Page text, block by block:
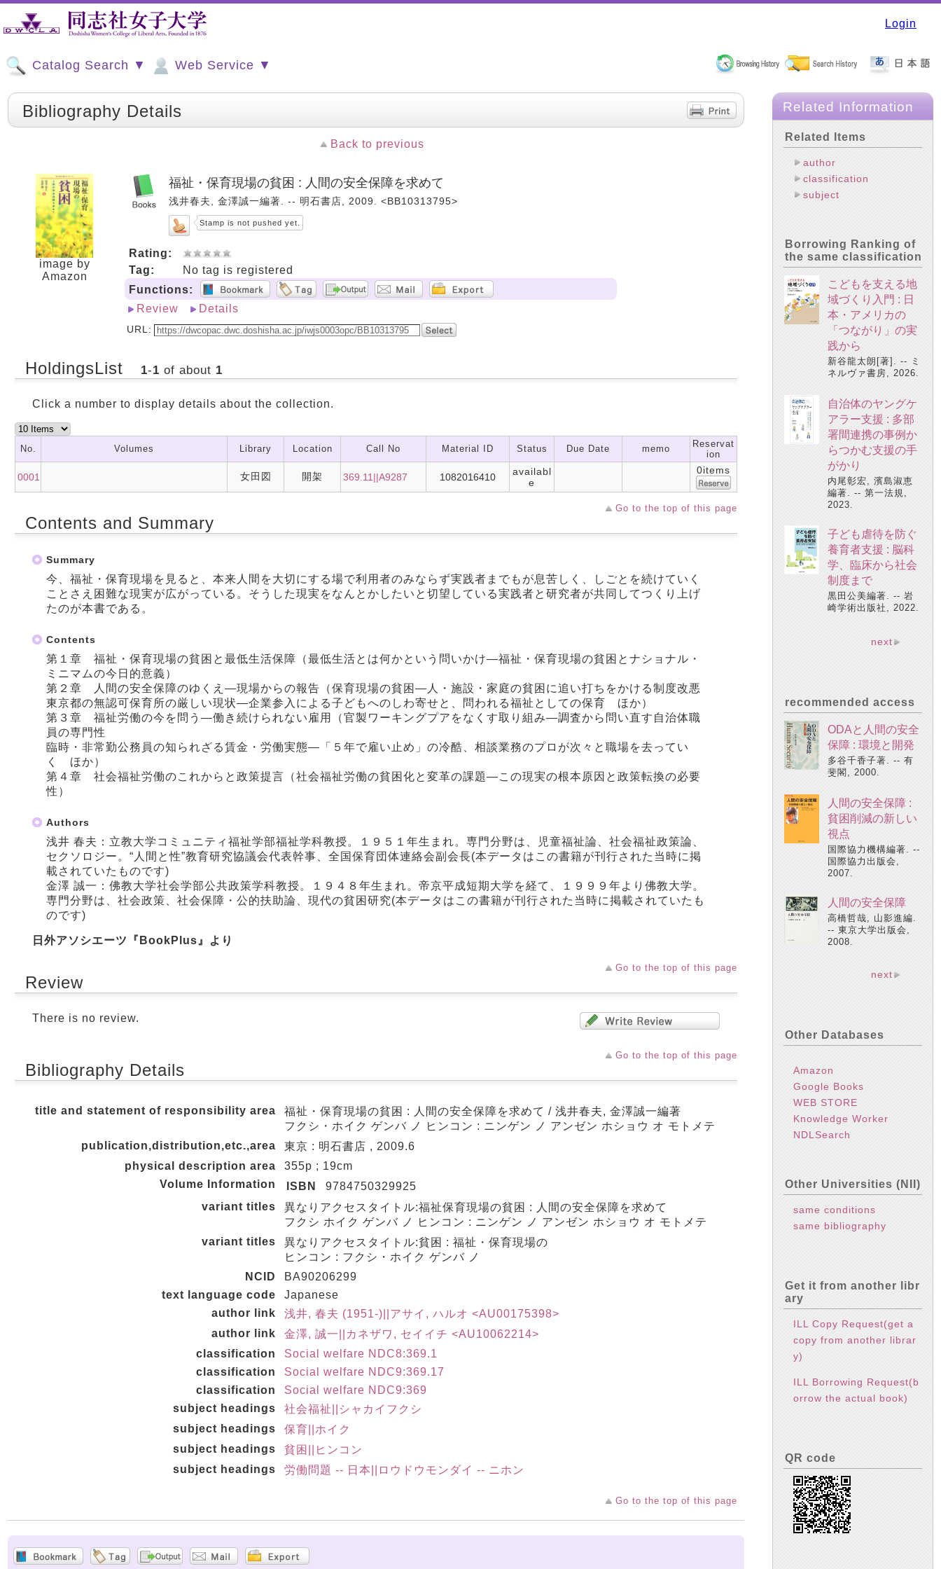
Login
Catalog Search ▼ Web Service ▼
Bibliography Details
Back to previous
image by
Amazon
福祉・保育現場の貧困 : 人間の安全保障を求めて
浅井春夫, 金澤誠一編著. -- 明石書店, 2009. <BB10313795>
Stamp is not pushed yet.
Rating:
Tag:
No tag is registered
Functions:
Review
Details
URL:
HoldingsList 1-1 of about 1
Click a number to display details about the collection.
No. Volumes Library Location Call No Material ID Status Due Date memo
Reservat
ion
0001 女田図 開架 369.11||A9287 1082016410
availabl
e
0items
Go to the top of this page
Contents and Summary
Summary
今、福祉・保育現場を見ると、本来人間を大切にする場で利用者のみならず実践者までもが息苦しく、しごとを続けていく
ことさえ困難な現実が広がっている。そうした現実をなんとかしたいと切望している実践者と研究者が共同してつくり上げ
たのが本書である。
Contents
第１章 福祉・保育現場の貧困と最低生活保障（最低生活とは何かという問いかけ―福祉・保育現場の貧困とナショナル・
ミニマムの今日的意義）
第２章 人間の安全保障のゆくえ―現場からの報告（保育現場の貧困―人・施設・家庭の貧困に追い打ちをかける制度改悪
東京都の無認可保育所の厳しい現状―企業参入による子どもへのしわ寄せと、問われる福祉としての保育 ほか）
第３章 福祉労働の今を問う―働き続けられない雇用（官製ワーキングプアをなくす取り組み―調査から問い直す自治体職
員の専門性
臨時・非常勤公務員の知られざる賃金・労働実態―「５年で雇い止め」の冷酷、相談業務のプロが次々と職場を去ってい
く ほか）
第４章 社会福祉労働のこれからと政策提言（社会福祉労働の貧困化と変革の課題―この現実の根本原因と政策転換の必要
性）
Authors
浅井 春夫：立教大学コミュニティ福祉学部福祉学科教授。１９５１年生まれ。専門分野は、児童福祉論、社会福祉政策論、
セクソロジー。“人間と性”教育研究協議会代表幹事、全国保育団体連絡会副会長(本データはこの書籍が刊行された当時に掲
載されていたものです)
金澤 誠一：佛教大学社会学部公共政策学科教授。１９４８年生まれ。帝京平成短期大学を経て、１９９９年より佛教大学。
専門分野は、社会政策、社会保障・公的扶助論、現代の貧困研究(本データはこの書籍が刊行された当時に掲載されていたも
のです)
日外アソシエーツ『BookPlus』より
Go to the top of this page
Review
There is no review.
Go to the top of this page
Bibliography Details
title and statement of responsibility area
福祉・保育現場の貧困 : 人間の安全保障を求めて / 浅井春夫, 金澤誠一編著
フクシ・ホイク ゲンバ ノ ヒンコン : ニンゲン ノ アンゼン ホショウ オ モトメテ
publication,distribution,etc.,area
東京 : 明石書店 , 2009.6
physical description area
355p ; 19cm
Volume Information
ISBN
9784750329925
variant titles
異なりアクセスタイトル:福祉保育現場の貧困 : 人間の安全保障を求めて
フクシ ホイク ゲンバ ノ ヒンコン : ニンゲン ノ アンゼン ホショウ オ モトメテ
variant titles
異なりアクセスタイトル:貧困 : 福祉・保育現場の
ヒンコン : フクシ・ホイク ゲンバ ノ
NCID
BA90206299
text language code
Japanese
author link
浅井, 春夫 (1951-)||アサイ, ハルオ <AU00175398>
author link
金澤, 誠一||カネザワ, セイイチ <AU10062214>
classification
Social welfare NDC8:369.1
classification
Social welfare NDC9:369.17
classification
Social welfare NDC9:369
subject headings
社会福祉||シャカイフクシ
subject headings
保育||ホイク
subject headings
貧困||ヒンコン
subject headings
労働問題 -- 日本||ロウドウモンダイ -- ニホン
Go to the top of this page
Related Information
Related Items
author
classification
subject
Borrowing Ranking of
the same classification
こどもを支える地
域づくり入門 : 日
本・アメリカの
「つながり」の実
践から
新谷龍太朗[著]. -- ミ
ネルヴァ書房, 2026.
自治体のヤングケ
アラー支援 : 多部
署間連携の事例か
らつかむ支援の手
がかり
内尾彰宏, 濱島淑恵
編著. -- 第一法規,
2023.
子ども虐待を防ぐ
養育者支援 : 脳科
学、臨床から社会
制度まで
黒田公美編著. -- 岩
崎学術出版社, 2022.
next
recommended access
ODAと人間の安全
保障 : 環境と開発
多谷千香子著. -- 有
斐閣, 2000.
人間の安全保障 :
貧困削減の新しい
視点
国際協力機構編著. --
国際協力出版会,
2007.
人間の安全保障
高橋哲哉, 山影進編.
-- 東京大学出版会,
2008.
next
Other Databases
Amazon
Google Books
WEB STORE
Knowledge Worker
NDLSearch
Other Universities (NII)
same conditions
same bibliography
Get it from another libr
ary
ILL Copy Request(get a
copy from another librar
y)
ILL Borrowing Request(b
orrow the actual book)
QR code